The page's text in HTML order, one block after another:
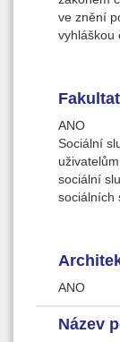
ve znění
vyhláškou
některá
ve znění
sjednána
služby.
ANO
Sociální
sociální
sociálních
ceníku.
aby
služby,
Přerova
ANO
Název